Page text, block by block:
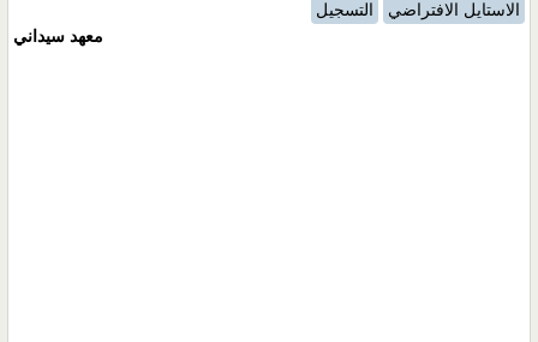
الاستايل الافتراضي
التسجيل
معهد سيداني